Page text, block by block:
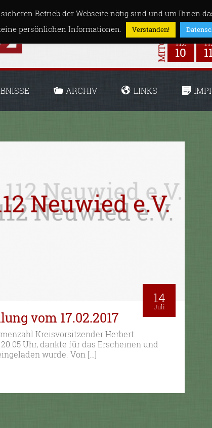
ARCHIV LINKS
14
Juli
vom 17.02.2017
Kreisvorsitzender Herbert
Uhr, dankte für das Erscheinen und
wurde. Von […]
Betrieb der Webseite nötig sind und um Ihnen
persönlichen Informationen.
Verstanden!